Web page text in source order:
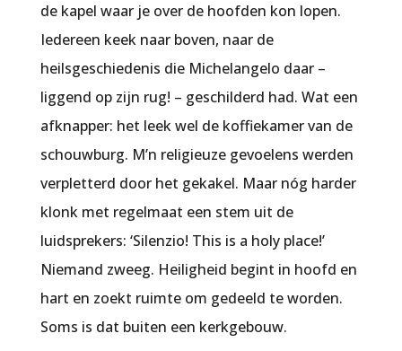
de kapel waar je over de hoofden kon lopen.
Iedereen keek naar boven, naar de
heilsgeschiedenis die Michelangelo daar –
liggend op zijn rug! – geschilderd had. Wat een
afknapper: het leek wel de koffiekamer van de
schouwburg. M’n religieuze gevoelens werden
verpletterd door het gekakel. Maar nóg harder
klonk met regelmaat een stem uit de
luidsprekers: ‘Silenzio! This is a holy place!’
Niemand zweeg. Heiligheid begint in hoofd en
hart en zoekt ruimte om gedeeld te worden.
Soms is dat buiten een kerkgebouw.